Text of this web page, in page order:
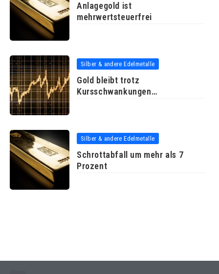
Anlagegold ist
mehrwertsteuerfrei
Silber & andere Edelmetalle
Gold bleibt trotz
Kursschwankungen
Silber & andere Edelmetalle
Schrottabfall um mehr als 7
Prozent